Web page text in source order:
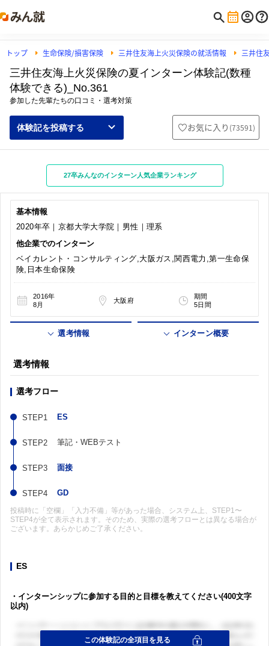
トップ 生命保険/損害保険 三井住友海上火災保険の就活情報 三井住
三井住友海上火災保険の夏インターン体験記(数種
体験できる)_No.361
参加した先輩たちの口コミ・選考対策
体験記を投稿する お気に入り (73591)
27卒みんなのインターン人気企業ランキング
基本情報
2020年卒｜京都大学大学院｜男性｜理系
他企業でのインターン
ベイカレント・コンサルティング,大阪ガス,関西電力,第一生命保
険,日本生命保険
2016年
8月
大阪府
期間
5日間
選考情報 インターン概要
選考情報
選考フロー
ES
筆記・WEBテスト
面接
GD
投稿時に「空欄」「入力不備」等があった場合、システム上、STEP1〜
STEP4が全て表示されます。そのため、実際の選考フローとは異なる場合が
ございます。あらかじめご了承ください。
ES
・インターンシップに参加する目的と目標を教えてください(400文字
以内)